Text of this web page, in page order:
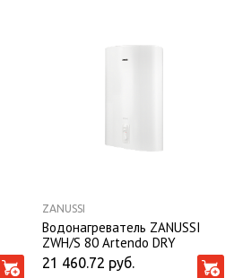
ZANUSSI
Водонагреватель ZANUSSI
ZWH/S 80 Artendo DRY
21 460.72 руб.